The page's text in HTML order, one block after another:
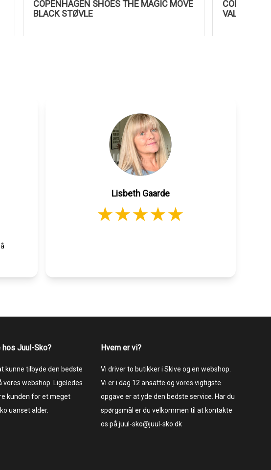
COPENHAGEN SHOES THE MAGIC MOVE
BLACK STØVLE
Lisbeth Gaarde
hos Juul-Sko?
kunne tilbyde den bedste
vores webshop. Ligeledes
kunden for et meget
uanset alder.
Hvem er vi?
Vi driver to butikker i Skive og en webshop.
Vi er i dag 12 ansatte og vores vigtigste
opgave er at yde den bedste service. Har du
spørgsmål er du velkommen til at kontakte
os på juul-sko@juul-sko.dk